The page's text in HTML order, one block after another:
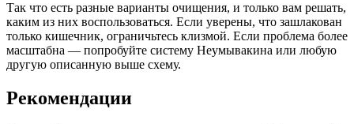
Так что есть разные варианты очищения, и только вам решать,
каким из них воспользоваться. Если уверены, что зашлакован
только кишечник, ограничьтесь клизмой. Если проблема более
масштабна — попробуйте систему Неумывакина или любую
другую описанную выше схему.
Рекомендации